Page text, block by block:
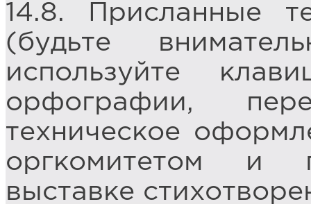
14.8. Присланные
(будьте
используйте
орфографии,
техническое
оргкомитетом и
выставке